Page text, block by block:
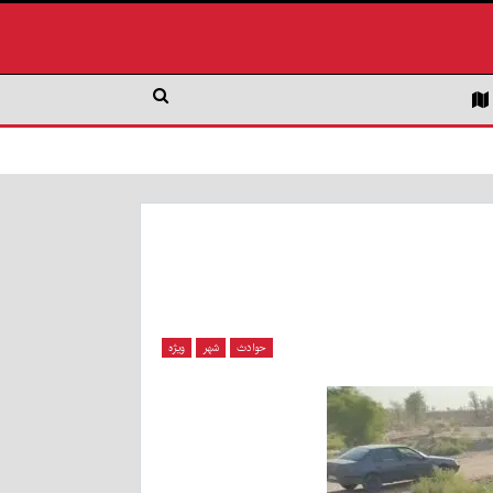
حوادث شهر ویژه